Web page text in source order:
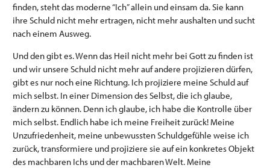
finden, steht das moderne “Ich” allein und einsam da. Sie kann
ihre Schuld nicht mehr ertragen, nicht mehr aushalten und sucht
nach einem Ausweg.
Und den gibt es. Wenn das Heil nicht mehr bei Gott zu finden ist
und wir unsere Schuld nicht mehr auf andere projizieren dürfen,
gibt es nur noch eine Richtung. Ich projiziere meine Schuld auf
mich selbst. In einer Dimension des Selbst, die ich glaube,
ändern zu können. Denn ich glaube, ich habe die Kontrolle über
mich selbst. Endlich habe ich meine Freiheit zurück! Meine
Unzufriedenheit, meine unbewussten Schuldgefühle weise ich
zurück, transformiere und projiziere sie auf ein konkretes Objekt
des machbaren Ichs und der machbaren Welt. Meine